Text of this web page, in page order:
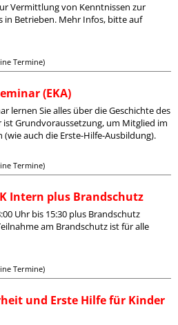
Vermittlung von Kenntnissen zur
in Betrieben. Mehr Infos, bitte auf
Termine)
(EKA)
lernen Sie alles über die Geschichte des
ist Grundvoraussetzung, um Mitglied im
(wie auch die Erste-Hilfe-Ausbildung).
Termine)
Intern plus Brandschutz
Uhr bis 15:30 plus Brandschutz
am Brandschutz ist für alle
Termine)
und Erste Hilfe für Kinder